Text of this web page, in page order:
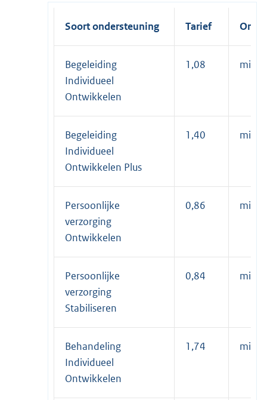
Soort ondersteuning Tarief
Begeleiding
Individueel
Ontwikkelen
1,08
Begeleiding
Individueel
Ontwikkelen Plus
1,40
Persoonlijke
verzorging
Ontwikkelen
0,86
Persoonlijke
verzorging
Stabiliseren
0,84
Behandeling
Individueel
Ontwikkelen
1,74